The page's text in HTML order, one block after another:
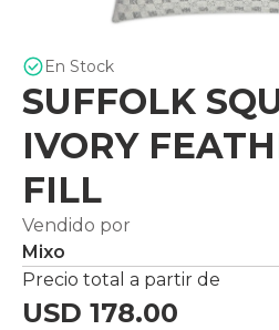
En Stock
SUFFOLK
IVORY
FILL
Vendido por
Mixo
Precio total a partir de
USD 178.00